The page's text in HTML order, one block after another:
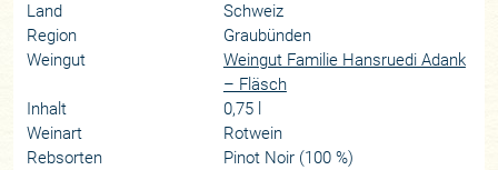
Land
Schweiz
Region
Graubünden
Weingut
Weingut Familie Hansruedi Adank
– Fläsch
Inhalt
0,75 l
Weinart
Rotwein
Rebsorten
Pinot Noir (100 %)